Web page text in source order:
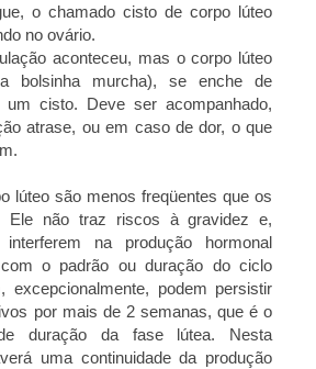
o chamado cisto de corpo lúteo
no ovário.
aconteceu, mas o corpo lúteo
bolsinha murcha), se enche de
um cisto. Deve ser acompanhado,
atrase, ou em caso de dor, o que
lúteo são menos freqüentes que os
Ele não traz riscos à gravidez e,
na produção hormonal
o padrão ou duração do ciclo
excepcionalmente, podem persistir
por mais de 2 semanas, que é o
duração da fase lútea. Nesta
uma continuidade da produção